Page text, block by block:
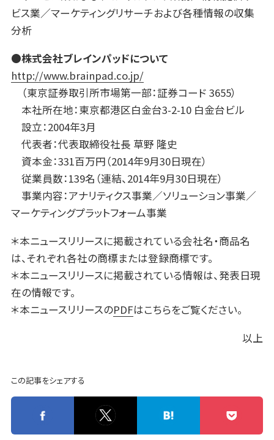
ビス業／マーケティングリサーチおよび各種情報の収集
分析
●株式会社ブレインパッドについて
http://www.brainpad.co.jp/
（東京証券取引所市場第一部：証券コード 3655）
本社所在地：東京都港区白金台3-2-10 白金台ビル
設立：2004年3月
代表者：代表取締役社長 草野 隆史
資本金：331百万円（2014年9月30日現在）
従業員数：139名（連結、2014年9月30日現在）
事業内容：アナリティクス事業／ソリューション事業／
マーケティングプラットフォーム事業
＊本ニュースリリースに掲載されている会社名・商品名
は、それぞれ各社の商標または登録商標です。
＊本ニュースリリースに掲載されている情報は、発表日現
在の情報です。
＊本ニュースリリースのPDFはこちらをご覧ください。
以上
この記事をシェアする